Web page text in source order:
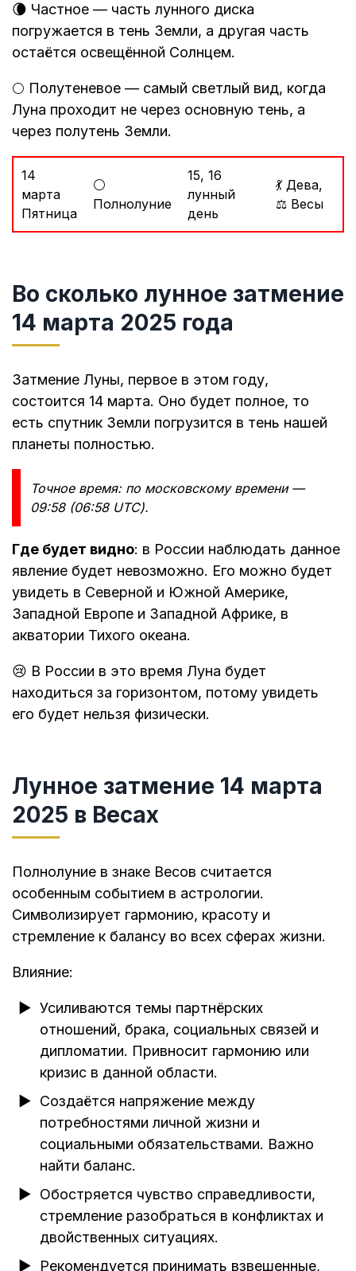
🌘 Частное — часть лунного диска
погружается в тень Земли, а другая часть
остаётся освещённой Солнцем.
🌕 Полутеневое — самый светлый вид, когда
Луна проходит не через основную тень, а
через полутень Земли.
14
марта
Пятница
⚪
Полнолуние
15, 16
лунный
день
💃 Дева,
⚖️ Весы
Во сколько лунное затмение
14 марта 2025 года
Затмение Луны, первое в этом году,
состоится 14 марта. Оно будет полное, то
есть спутник Земли погрузится в тень нашей
планеты полностью.
Точное время: по московскому времени —
09:58 (06:58 UTC).
Где будет видно: в России наблюдать данное
явление будет невозможно. Его можно будет
увидеть в Северной и Южной Америке,
Западной Европе и Западной Африке, в
акватории Тихого океана.
😢 В России в это время Луна будет
находиться за горизонтом, потому увидеть
его будет нельзя физически.
Лунное затмение 14 марта
2025 в Весах
Полнолуние в знаке Весов считается
особенным событием в астрологии.
Символизирует гармонию, красоту и
стремление к балансу во всех сферах жизни.
Влияние:
Усиливаются темы партнёрских
отношений, брака, социальных связей и
дипломатии. Привносит гармонию или
кризис в данной области.
Создаётся напряжение между
потребностями личной жизни и
социальными обязательствами. Важно
найти баланс.
Обостряется чувство справедливости,
стремление разобраться в конфликтах и
двойственных ситуациях.
Рекомендуется принимать взвешенные,